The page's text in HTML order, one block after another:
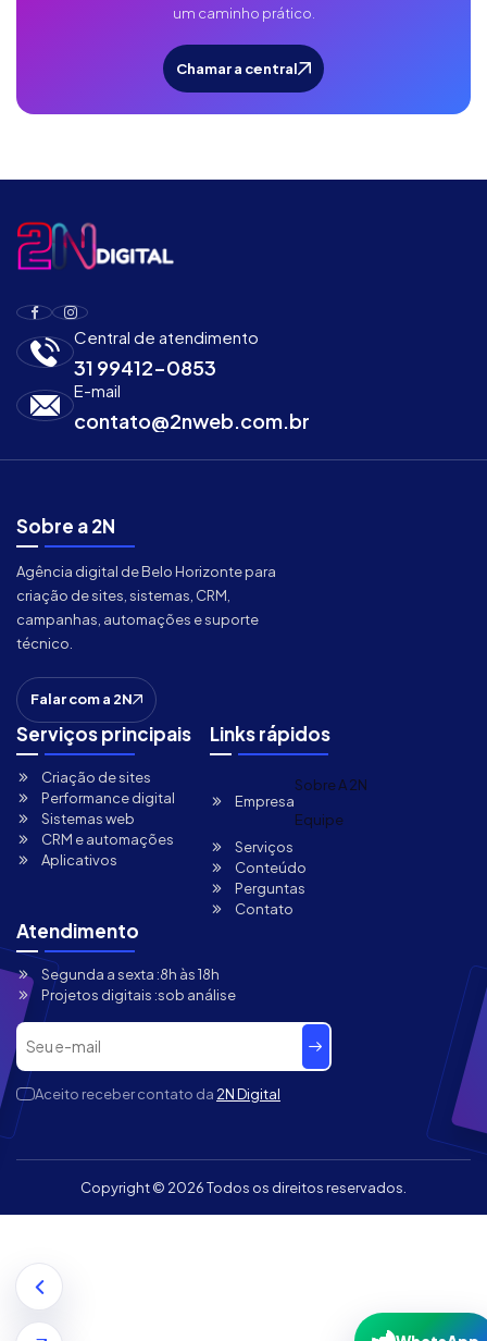
um caminho prático.
Chamar a central
Central de atendimento
31 99412-0853
E-mail
contato@2nweb.com.br
Sobre a 2N
Agência digital de Belo Horizonte para
criação de sites, sistemas, CRM,
campanhas, automações e suporte
técnico.
Falar com a 2N
Serviços principais
Criação de sites
Performance digital
Sistemas web
CRM e automações
Aplicativos
Links rápidos
Empresa
Sobre A 2N
Equipe
Serviços
Conteúdo
Perguntas
Contato
Atendimento
Segunda a sexta :8h às 18h
Projetos digitais :sob análise
Aceito receber contato da 2N Digital
Copyright © 2026 Todos os direitos reservados.